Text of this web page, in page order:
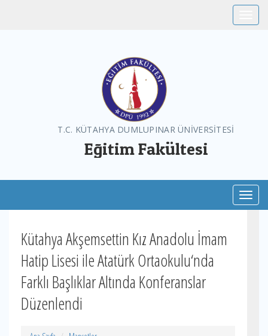
T.C. KÜTAHYA DUMLUPINAR ÜNİVERSİTESİ
Eğitim Fakültesi
Kütahya Akşemsettin Kız Anadolu İmam
Hatip Lisesi ile Atatürk Ortaokulu‘nda
Farklı Başlıklar Altında Konferanslar
Düzenlendi